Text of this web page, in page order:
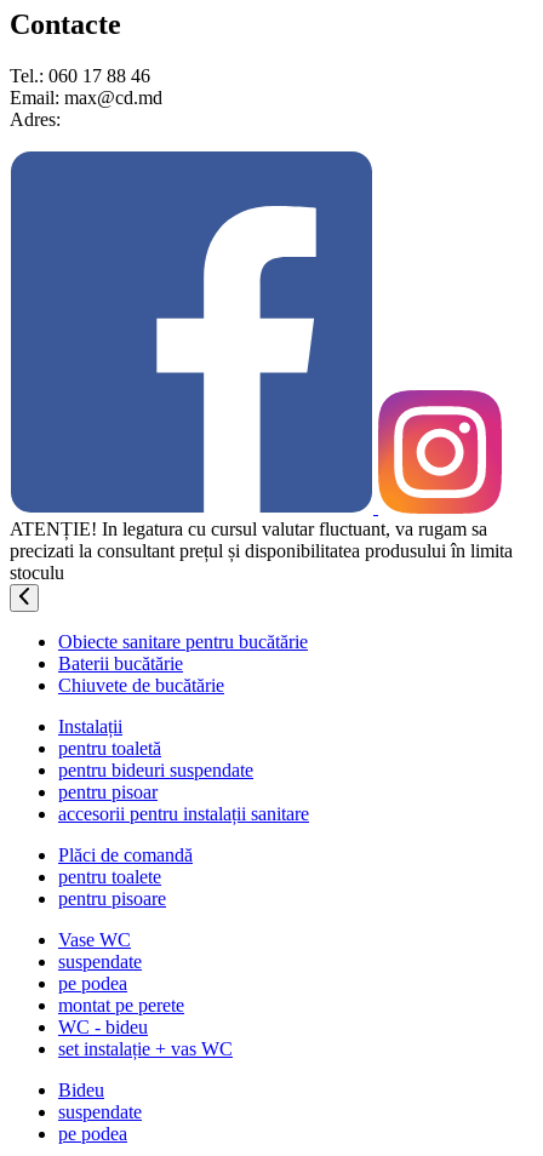
Contacte
Tel.: 060 17 88 46
Email: max@cd.md
Adres:
ATENȚIE! In legatura cu cursul valutar fluctuant, va rugam sa
precizati la consultant prețul și disponibilitatea produsului în limita
stoculu
Obiecte sanitare pentru bucătărie
Baterii bucătărie
Chiuvete de bucătărie
Instalații
pentru toaletă
pentru bideuri suspendate
pentru pisoar
accesorii pentru instalații sanitare
Plăci de comandă
pentru toalete
pentru pisoare
Vase WC
suspendate
pe podea
montat pe perete
WC - bideu
set instalație + vas WC
Bideu
suspendate
pe podea